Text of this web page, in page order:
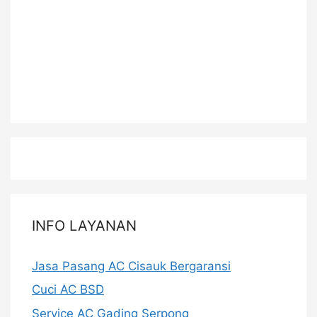
INFO LAYANAN
Jasa Pasang AC Cisauk Bergaransi
Cuci AC BSD
Service AC Gading Serpong